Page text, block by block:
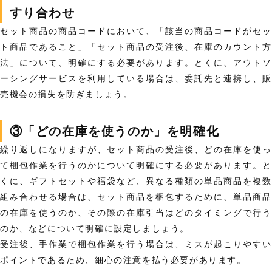
すり合わせ
セット商品の商品コードにおいて、
「該当の商品コードがセッ
ト商品であること」「セット商品の受注後、在庫のカウント方
法」 について、明確にする必要があります。とくに、アウトソ
ーシングサービスを利用している場合は、委託先と連携し、販
売機会の損失を防ぎましょう。
③「どの在庫を使うのか」を明確化
繰り返しになりますが、 セット商品の受注後、どの在庫を使っ
て梱包作業を行うのかについて明確にする必要があります。と
くに、ギフトセットや福袋など、異なる種類の単品商品を複数
組み合わせる場合は、セット商品を梱包するために、単品商品
の在庫を使うのか、その際の在庫引当はどのタイミングで行う
のか 、などについて明確に設定しましょう。
受注後、手作業で梱包作業を行う場合は、ミスが起こりやすい
ポイントであるため、細心の注意を払う必要があります。